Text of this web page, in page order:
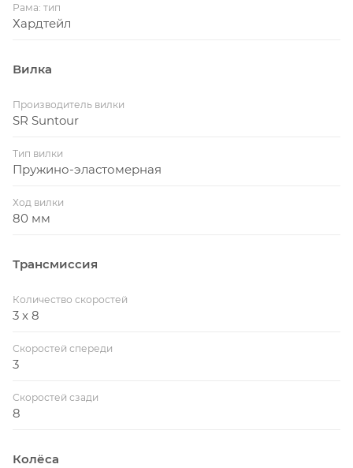
Рама: тип
Хардтейл
Вилка
Производитель вилки
SR Suntour
Тип вилки
Пружино-эластомерная
Ход вилки
80 мм
Трансмиссия
Количество скоростей
3 x 8
Скоростей спереди
3
Скоростей сзади
8
Колёса